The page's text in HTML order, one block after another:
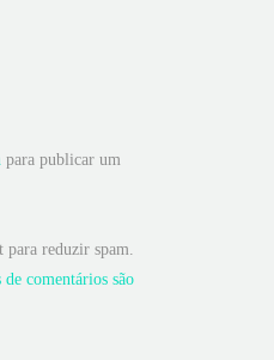
para publicar um
reduzir spam.
de comentários são